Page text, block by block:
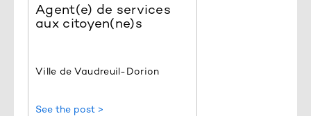
Agent(e) de services
aux citoyen(ne)s
Ville de Vaudreuil-Dorion
See the post >